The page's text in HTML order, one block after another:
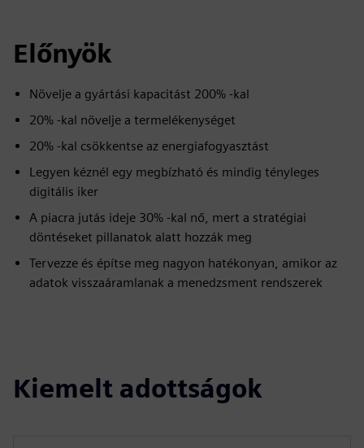
Előnyök
Növelje a gyártási kapacitást 200% -kal
20% -kal növelje a termelékenységet
20% -kal csökkentse az energiafogyasztást
Legyen kéznél egy megbízható és mindig tényleges
digitális iker
A piacra jutás ideje 30% -kal nő, mert a stratégiai
döntéseket pillanatok alatt hozzák meg
Tervezze és építse meg nagyon hatékonyan, amikor az
adatok visszaáramlanak a menedzsment rendszerek
Kiemelt adottságok